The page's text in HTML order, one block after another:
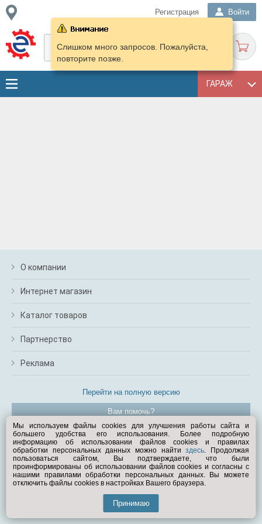
Регистрация Войти
ГАРАЖ
Слишком много запросов. Пожалуйста,
повторите позже.
О компании
Интернет магазин
Каталог товаров
Партнерство
Реклама
Перейти на полную версию
Вам помочь?
© Exist.ru 1998—2026
Мы используем файлы cookies для улучшения работы сайта и
большего удобства его использования. Более подробную
информацию об использовании файлов cookies и правилах
обработки персональных данных можно найтиздесь. Продолжая
пользоваться сайтом, Вы подтверждаете, что были
проинформированы об использовании файлов cookies и согласны с
нашими правилами обработки персональных данных. Вы можете
отключить файлы cookies в настройках Вашего браузера.
Принимаю